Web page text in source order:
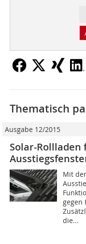
Thematisch
Ausgabe 12/2015
Solar-Rollladen
Mit
gegen
die...